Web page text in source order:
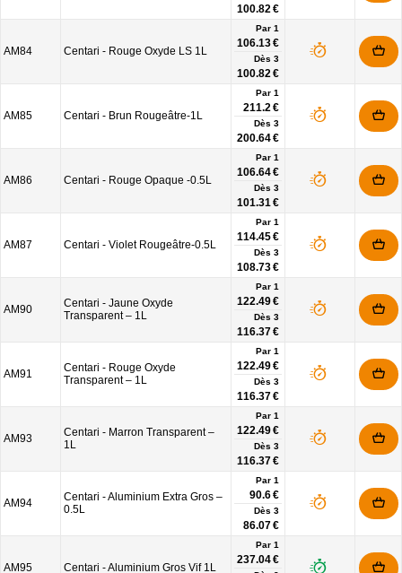
100.82 €
AM84 Centari - Rouge Oxyde LS 1L
Par 1
106.13 €
Dès 3
100.82 €
AM85 Centari - Brun Rougeâtre-1L
Par 1
211.2 €
Dès 3
200.64 €
AM86 Centari - Rouge Opaque -0.5L
Par 1
106.64 €
Dès 3
101.31 €
AM87 Centari - Violet Rougeâtre-0.5L
Par 1
114.45 €
Dès 3
108.73 €
AM90
Centari - Jaune Oxyde
Transparent – 1L
Par 1
122.49 €
Dès 3
116.37 €
AM91
Centari - Rouge Oxyde
Transparent – 1L
Par 1
122.49 €
Dès 3
116.37 €
AM93
Centari - Marron Transparent –
1L
Par 1
122.49 €
Dès 3
116.37 €
AM94
Centari - Aluminium Extra Gros –
0.5L
Par 1
90.6 €
Dès 3
86.07 €
AM95 Centari - Aluminium Gros Vif 1L
Par 1
237.04 €